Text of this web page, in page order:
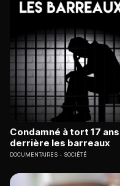
Condamné à tort 17 ans
derrière les barreaux
DOCUMENTAIRES SOCIÉTÉ